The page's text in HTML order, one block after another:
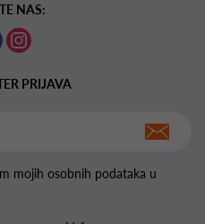
NAS:
PRIJAVA
mojih osobnih podataka u